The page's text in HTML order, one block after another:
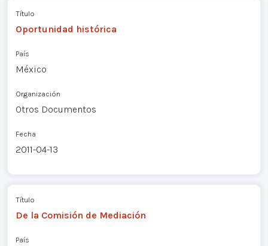
Título
Oportunidad histórica
País
México
Organización
Otros Documentos
Fecha
2011-04-13
Título
De la Comisión de Mediación
País